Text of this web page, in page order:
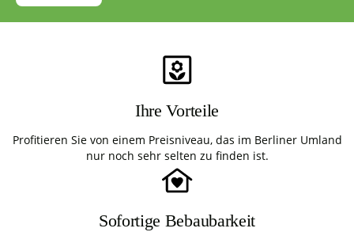
Ihre Vorteile
Profitieren Sie von einem Preisniveau, das im Berliner Umland
nur noch sehr selten zu finden ist.
Sofortige Bebaubarkeit